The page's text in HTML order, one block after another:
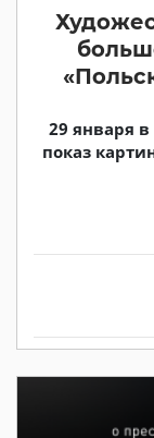
29 января
показ